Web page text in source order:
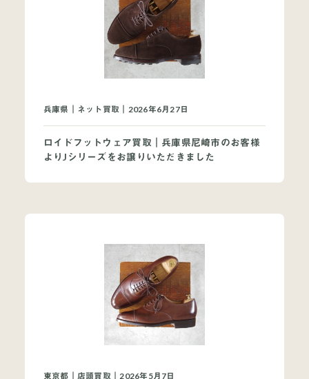
兵庫県｜ネット買取｜2026年6月27日
ロイドフットウェア買取｜兵庫県尼崎市のお客様
よりJシリーズをお譲りいただきました
東京都｜店頭買取｜2026年5月7日